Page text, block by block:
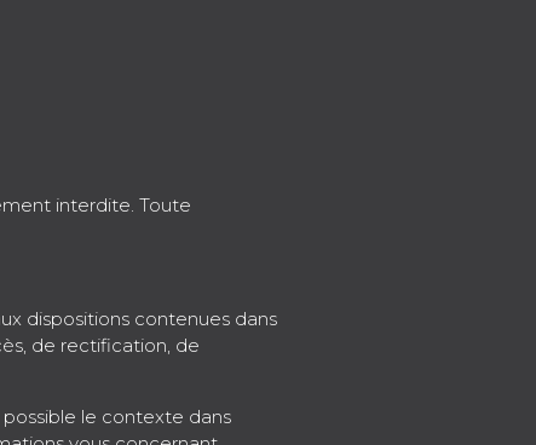
interdite. Toute
dispositions contenues dans
de rectification, de
le contexte dans